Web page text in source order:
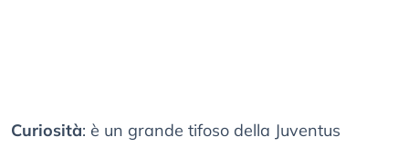
Curiosità: è un grande tifoso della Juventus